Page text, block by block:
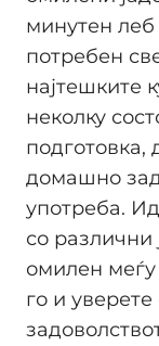
минутен
потребен
најтешките
неколку
подготовка,
домашно
употреба.
со различни
омилен меѓу
го и